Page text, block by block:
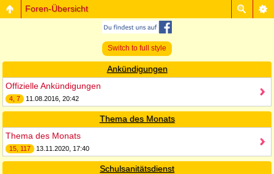
Foren-Übersicht
Switch to full style
Ankündigungen
Offizielle Ankündigungen
4, 7 11.08.2016, 20:42
Thema des Monats
Thema des Monats
15, 117 13.11.2020, 17:40
Schulsanitätsdienst